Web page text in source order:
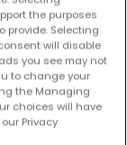
in Ihrem
the purposes
provide. Selecting
will disable
you see may not
to change your
the Managing
choices will have
Privacy